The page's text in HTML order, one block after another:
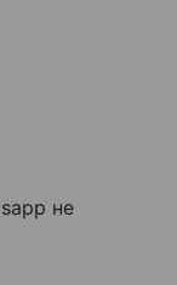
не